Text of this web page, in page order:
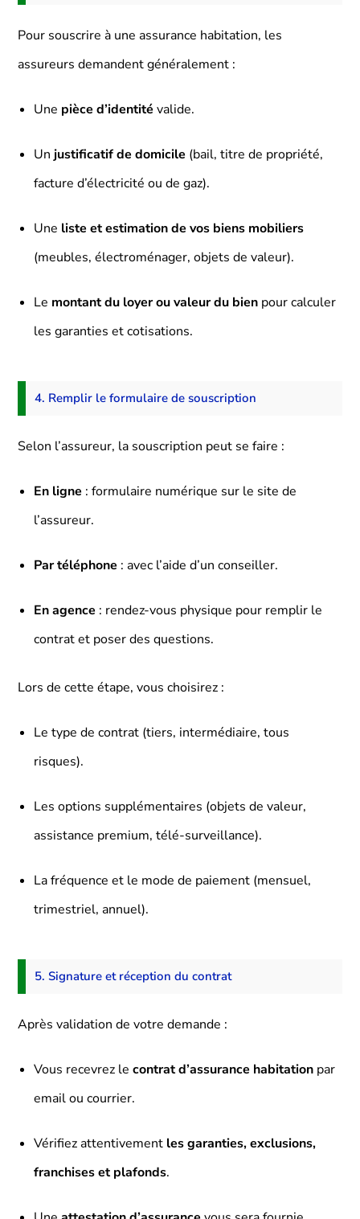
Pour souscrire à une assurance habitation, les
assureurs demandent généralement :
Une pièce d’identité valide.
Un justificatif de domicile (bail, titre de propriété,
facture d’électricité ou de gaz).
Une liste et estimation de vos biens mobiliers
(meubles, électroménager, objets de valeur).
Le montant du loyer ou valeur du bien pour calculer
les garanties et cotisations.
4. Remplir le formulaire de souscription
Selon l’assureur, la souscription peut se faire :
En ligne : formulaire numérique sur le site de
l’assureur.
Par téléphone : avec l’aide d’un conseiller.
En agence : rendez-vous physique pour remplir le
contrat et poser des questions.
Lors de cette étape, vous choisirez :
Le type de contrat (tiers, intermédiaire, tous
risques).
Les options supplémentaires (objets de valeur,
assistance premium, télé-surveillance).
La fréquence et le mode de paiement (mensuel,
trimestriel, annuel).
5. Signature et réception du contrat
Après validation de votre demande :
Vous recevrez lecontrat d’assurance habitation par
email ou courrier.
Vérifiez attentivement les garanties, exclusions,
franchises et plafonds.